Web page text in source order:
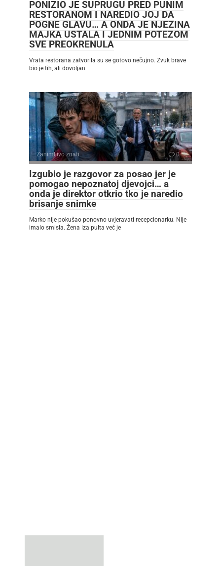
PONIZIO JE SUPRUGU PRED PUNIM
RESTORANOM I NAREDIO JOJ DA
POGNE GLAVU… A ONDA JE NJEZINA
MAJKA USTALA I JEDNIM POTEZOM
SVE PREOKRENULA
Vrata restorana zatvorila su se gotovo nečujno. Zvuk brave
bio je tih, ali dovoljan
Zanimljivo znati 0
Izgubio je razgovor za posao jer je
pomogao nepoznatoj djevojci… a
onda je direktor otkrio tko je naredio
brisanje snimke
Marko nije pokušao ponovno uvjeravati recepcionarku. Nije
imalo smisla. Žena iza pulta već je